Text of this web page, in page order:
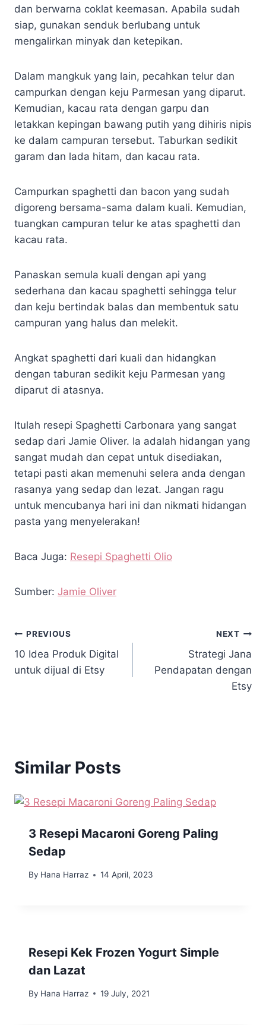
dan berwarna coklat keemasan. Apabila sudah
siap, gunakan senduk berlubang untuk
mengalirkan minyak dan ketepikan.
Dalam mangkuk yang lain, pecahkan telur dan
campurkan dengan keju Parmesan yang diparut.
Kemudian, kacau rata dengan garpu dan
letakkan kepingan bawang putih yang dihiris nipis
ke dalam campuran tersebut. Taburkan sedikit
garam dan lada hitam, dan kacau rata.
Campurkan spaghetti dan bacon yang sudah
digoreng bersama-sama dalam kuali. Kemudian,
tuangkan campuran telur ke atas spaghetti dan
kacau rata.
Panaskan semula kuali dengan api yang
sederhana dan kacau spaghetti sehingga telur
dan keju bertindak balas dan membentuk satu
campuran yang halus dan melekit.
Angkat spaghetti dari kuali dan hidangkan
dengan taburan sedikit keju Parmesan yang
diparut di atasnya.
Itulah resepi Spaghetti Carbonara yang sangat
sedap dari Jamie Oliver. Ia adalah hidangan yang
sangat mudah dan cepat untuk disediakan,
tetapi pasti akan memenuhi selera anda dengan
rasanya yang sedap dan lezat. Jangan ragu
untuk mencubanya hari ini dan nikmati hidangan
pasta yang menyelerakan!
Baca Juga: Resepi Spaghetti Olio
Sumber: Jamie Oliver
PREVIOUS
10 Idea Produk Digital
untuk dijual di Etsy
NEXT
Strategi Jana
Pendapatan dengan
Etsy
Similar Posts
3 Resepi Macaroni Goreng Paling
Sedap
By Hana Harraz 14 April, 2023
Resepi Kek Frozen Yogurt Simple
dan Lazat
By Hana Harraz 19 July, 2021